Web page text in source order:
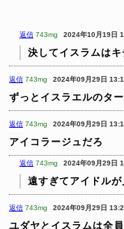
返信 743mg 2024年10月19日
決してイスラムは
返信 743mg 2024年09月29日
ずっとイスラエルのタ
返信 743mg 2024年09月29日
アイコラージュだろ
返信 743mg 2024年09月29日
遠すぎてアイドル
返信 743mg 2024年09月29日
ユダヤとイスラムは全